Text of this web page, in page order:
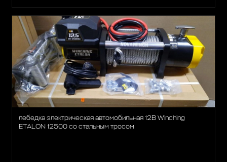
лебедка электрическая автомобильная 12В Winching
ETALON 12500 со стальным тросом